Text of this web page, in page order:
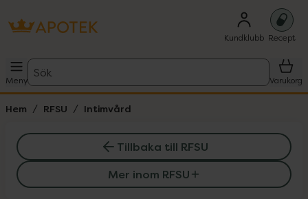
Kundklubb Recept
Meny
Sök
Varukorg
Hem RFSU Intimvård
Tillbaka till RFSU
Mer inom RFSU